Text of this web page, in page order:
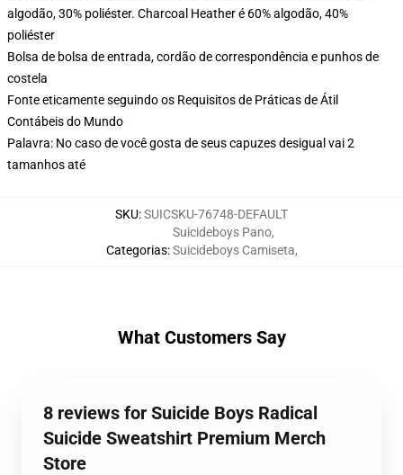
algodão, 30% poliéster. Charcoal Heather é 60% algodão, 40%
poliéster
Bolsa de bolsa de entrada, cordão de correspondência e punhos de
costela
Fonte eticamente seguindo os Requisitos de Práticas de Átil
Contábeis do Mundo
Palavra: No caso de você gosta de seus capuzes desigual vai 2
tamanhos até
SKU:SUICSKU-76748-DEFAULT
Categorias:
Suicideboys Pano,
Suicideboys Camiseta,
What Customers Say
8 reviews for Suicide Boys Radical
Suicide Sweatshirt Premium Merch
Store